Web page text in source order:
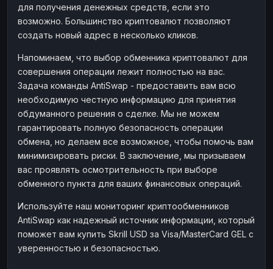
для получения денежных средств, если это
возможно. Большинство криптовалют позволяют
создать новый адрес в несколько кликов.
Напоминаем, что выбор обменника криптовалют для
совершения операции лежит полностью на вас.
Задача команды AntiSwap - предоставить вам всю
необходимую честную информацию для принятия
обдуманного решения о сделке. Мы не можем
гарантировать полную безопасность операции
обмена, но делаем все возможное, чтобы помочь вам
минимизировать риски. В заключение, мы призываем
вас проявлять осмотрительность при выборе
обменного пункта для ваших финансовых операций.
Используйте наш мониторинг криптообменников
AntiSwap как надежный источник информации, который
поможет вам купить Skrill USD за Visa/MasterCard GEL с
уверенностью и безопасностью.